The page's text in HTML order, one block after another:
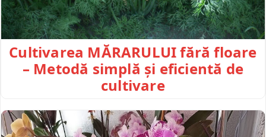
Cultivarea MĂRARULUI fără floare
– Metodă simplă și eficientă de
cultivare